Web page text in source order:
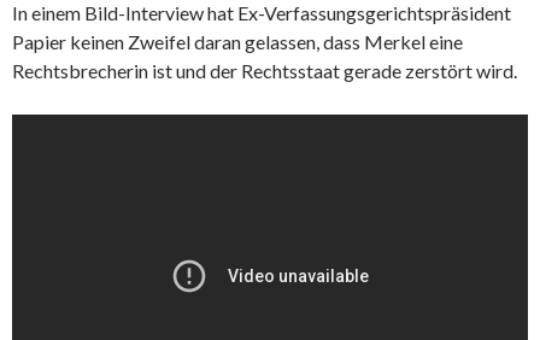
In einem Bild-Interview hat Ex-Verfassungsgerichtspräsident
Papier keinen Zweifel daran gelassen, dass Merkel eine
Rechtsbrecherin ist und der Rechtsstaat gerade zerstört wird.